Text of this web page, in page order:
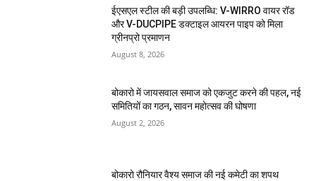
ईएसएल स्टील की बड़ी उपलब्धि: V-WIRRO वायर रॉड
और V-DUCPIPE डक्टाइल आयरन पाइप को मिला
ग्रीनप्रो प्रमाणन
August 8, 2026
बोकारो में जायसवाल समाज को एकजुट करने की पहल, नई
समितियों का गठन, सावन महोत्सव की घोषणा
August 2, 2026
बोकारो रौनियार वैश्य समाज की नई कमेटी का शपथ